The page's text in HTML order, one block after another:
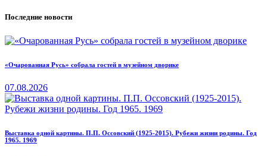
Последние новости
«Очарованная Русь» собрала гостей в музейном дворике
07.08.2026
Выставка одной картины. П.П. Оссовский (1925-2015). Рубежи жизни родины. Год
1965. 1969